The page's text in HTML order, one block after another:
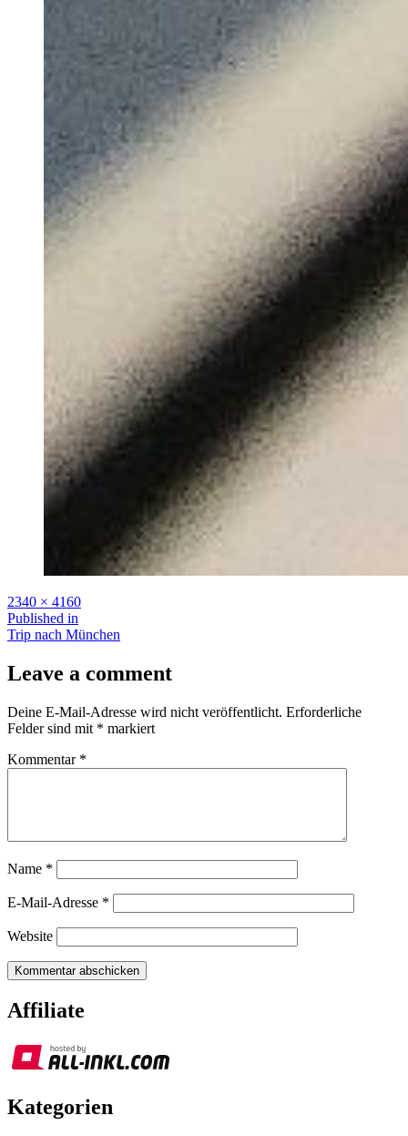
Full
size
2340 × 4160
Beitragsnavigation
Published in
Trip nach München
Leave a comment
Deine E-Mail-Adresse wird nicht veröffentlicht. Erforderliche
Felder sind mit * markiert
Kommentar *
Name *
E-Mail-Adresse *
Website
Affiliate
Kategorien